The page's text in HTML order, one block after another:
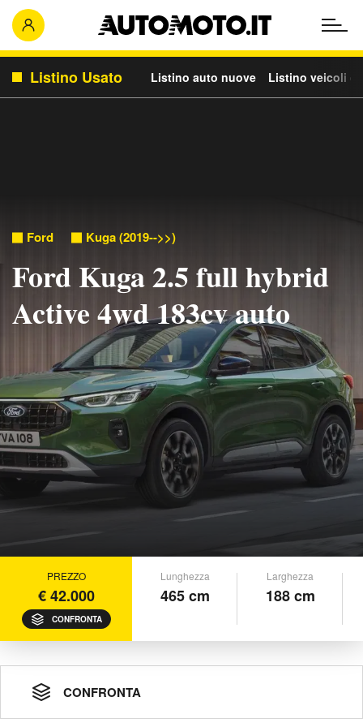
Listino Usato Listino auto nuove Listino veicoli
Ford Kuga (2019-->>)
Ford Kuga 2.5 full hybrid
Active 4wd 183cv auto
PREZZO
€ 42.000
CONFRONTA
Lunghezza
465 cm
Larghezza
188 cm
CONFRONTA